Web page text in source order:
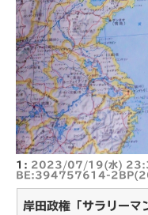
1: 2023/07/19(水)
BE:394757614-
岸田政権「サラリー